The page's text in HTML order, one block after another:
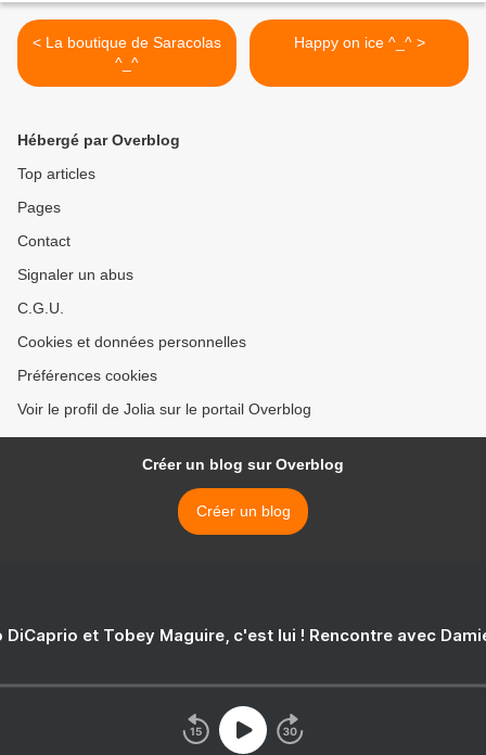
< La boutique de Saracolas
^_^
Happy on ice ^_^ >
Hébergé par Overblog
Top articles
Pages
Contact
Signaler un abus
C.G.U.
Cookies et données personnelles
Préférences cookies
Voir le profil de Jolia sur le portail Overblog
Créer un blog sur Overblog
Créer un blog
DiCaprio et Tobey Maguire, c'est lui ! Rencontre avec